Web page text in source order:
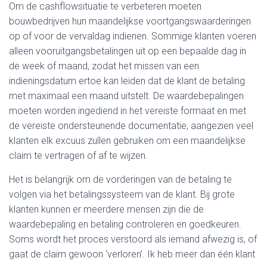
Om de cashflowsituatie te verbeteren moeten
bouwbedrijven hun maandelijkse voortgangswaarderingen
op of voor de vervaldag indienen. Sommige klanten voeren
alleen vooruitgangsbetalingen uit op een bepaalde dag in
de week of maand, zodat het missen van een
indieningsdatum ertoe kan leiden dat de klant de betaling
met maximaal een maand uitstelt. De waardebepalingen
moeten worden ingediend in het vereiste formaat en met
de vereiste ondersteunende documentatie, aangezien veel
klanten elk excuus zullen gebruiken om een maandelijkse
claim te vertragen of af te wijzen.
Het is belangrijk om de vorderingen van de betaling te
volgen via het betalingssysteem van de klant. Bij grote
klanten kunnen er meerdere mensen zijn die de
waardebepaling en betaling controleren en goedkeuren.
Soms wordt het proces verstoord als iemand afwezig is, of
gaat de claim gewoon ‘verloren’. Ik heb meer dan één klant